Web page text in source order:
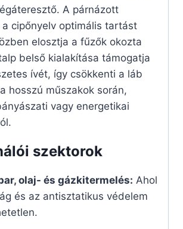
A párnázott
cipőnyelv optimális tartást
elosztja a fűzők okozta
belső kialakítása támogatja
ívét, így csökkenti a láb
hosszú műszakok során,
vagy energetikai
szektorok
olaj- és gázkitermelés: Ahol
és az antisztatikus védelem